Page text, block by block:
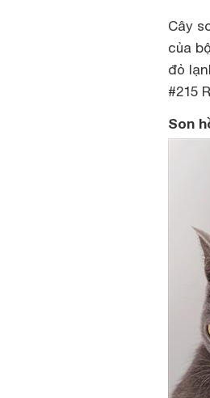
Cây
của
đỏ
#215
Son